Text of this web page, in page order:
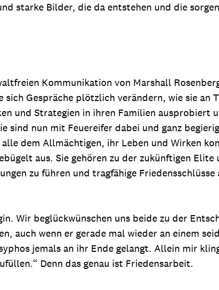
starke Bilder, die da entstehen und die
Kommunikation von Marshall
Gespräche plötzlich verändern, wie sie an
und Strategien in ihren Familien ausprobiert
sind nun mit Feuereifer dabei und ganz
dem Allmächtigen, ihr Leben und Wirken
aus. Sie gehören zu der zukünftigen
zu führen und tragfähige
Wir beglückwünschen uns beide zu der
auch wenn er gerade mal wieder an einem
jemals an ihr Ende gelangt. Allein mir
Denn das genau ist Friedensarbeit.